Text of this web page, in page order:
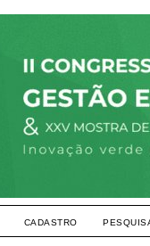
CADASTRO